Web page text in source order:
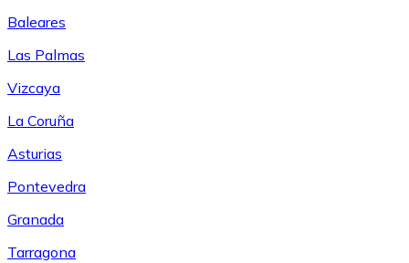
Baleares
Las Palmas
Vizcaya
La Coruña
Asturias
Pontevedra
Granada
Tarragona